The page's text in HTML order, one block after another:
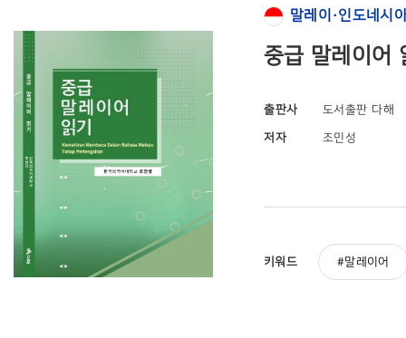
말레이·인도네시
중급 말레이어
출판사 도서출판 다해
저자 조민성
키워드 말레이어